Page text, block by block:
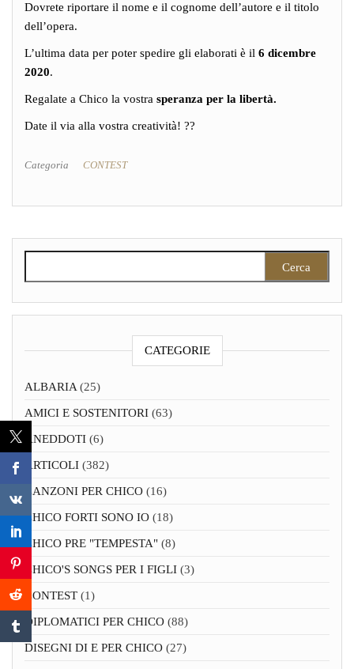
Dovrete riportare il nome e il cognome dell’autore e il titolo
dell’opera.
L’ultima data per poter spedire gli elaborati è il 6 dicembre
2020.
Regalate a Chico la vostra speranza per la libertà.
Date il via alla vostra creatività! ?️?
Categoria CONTEST
CATEGORIE
ALBARIA (25)
AMICI E SOSTENITORI (63)
ANEDDOTI (6)
ARTICOLI (382)
CANZONI PER CHICO (16)
CHICO FORTI SONO IO (18)
CHICO PRE "TEMPESTA" (8)
CHICO'S SONGS PER I FIGLI (3)
CONTEST (1)
DIPLOMATICI PER CHICO (88)
DISEGNI DI E PER CHICO (27)